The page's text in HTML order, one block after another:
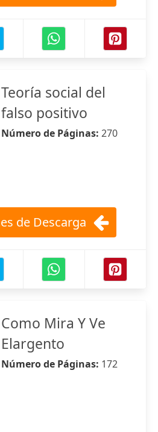
Teoría social del
falso positivo
Número de Páginas: 270
de Descarga
Como Mira Y Ve
Elargento
Número de Páginas: 172